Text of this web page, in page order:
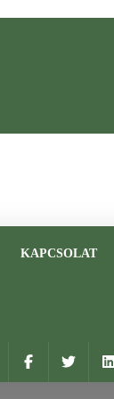
szakemberrel
KAPCSOLAT